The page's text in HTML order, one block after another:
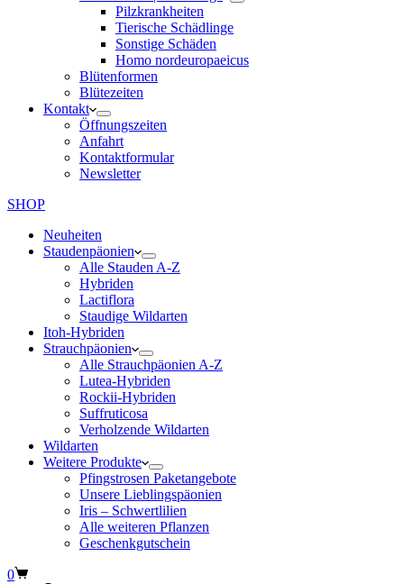
Pilzkrankheiten
Tierische Schädlinge
Sonstige Schäden
Homo nordeuropaeicus
Blütenformen
Blütezeiten
Kontakt
Öffnungszeiten
Anfahrt
Kontaktformular
Newsletter
SHOP
Neuheiten
Staudenpäonien
Alle Stauden A-Z
Hybriden
Lactiflora
Staudige Wildarten
Itoh-Hybriden
Strauchpäonien
Alle Strauchpäonien A-Z
Lutea-Hybriden
Rockii-Hybriden
Suffruticosa
Verholzende Wildarten
Wildarten
Weitere Produkte
Pfingstrosen Paketangebote
Unsere Lieblingspäonien
Iris – Schwertlilien
Alle weiteren Pflanzen
Geschenkgutschein
Warenkorb
0